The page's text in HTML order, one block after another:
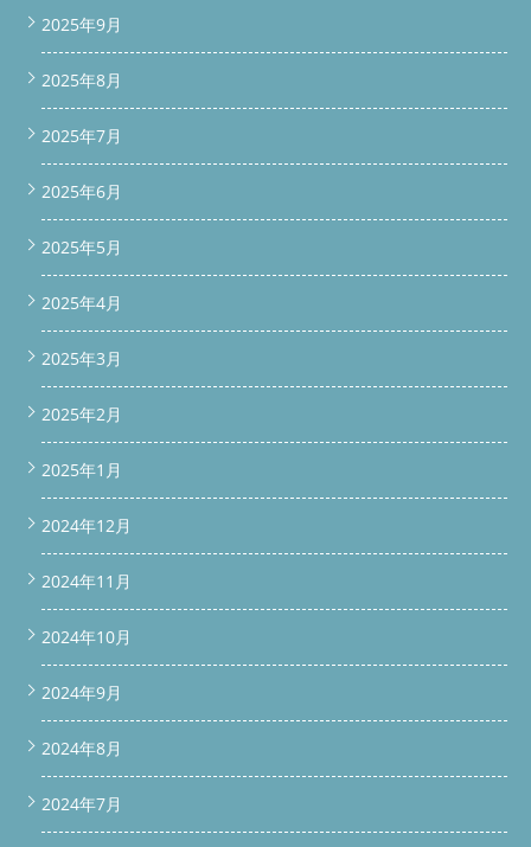
#scroll-bar a, #bottom-bar a { font-size: 14px; padding: 12px
6px; } } window.addEventListener('scroll', function() { const
scrollBar = document.getElementById('scroll-bar'); const
if(window.scrollY > 100) { scrollBar.classList.add('show'); } else {
scrollBar.classList.remove('show'); } if(window.scrollY > 200) {
bottomBar.classList.add('show'); } else {
bottomBar.classList.remove('show'); } }); 続きを読む
2025年9月
2025年8月
2025年7月
2025年6月
2025年5月
2025年4月
2025年3月
2025年2月
2025年1月
2024年12月
2024年11月
2024年10月
2024年9月
2024年8月
2024年7月